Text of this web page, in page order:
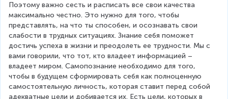
Поэтому важно сесть и расписать все свои качества
максимально честно. Это нужно для того, чтобы
представлять, на что ты способен, и осознавать свои
слабости в трудных ситуациях. Знание себя поможет
достичь успеха в жизни и преодолеть ее трудности. Мы с
вами говорили, что тот, кто владеет информацией –
владеет миром. Самопознание необходимо для того,
чтобы в будущем сформировать себя как полноценную
самостоятельную личность, которая ставит перед собой
адекватные цели и добивается их. Есть цели, которых в